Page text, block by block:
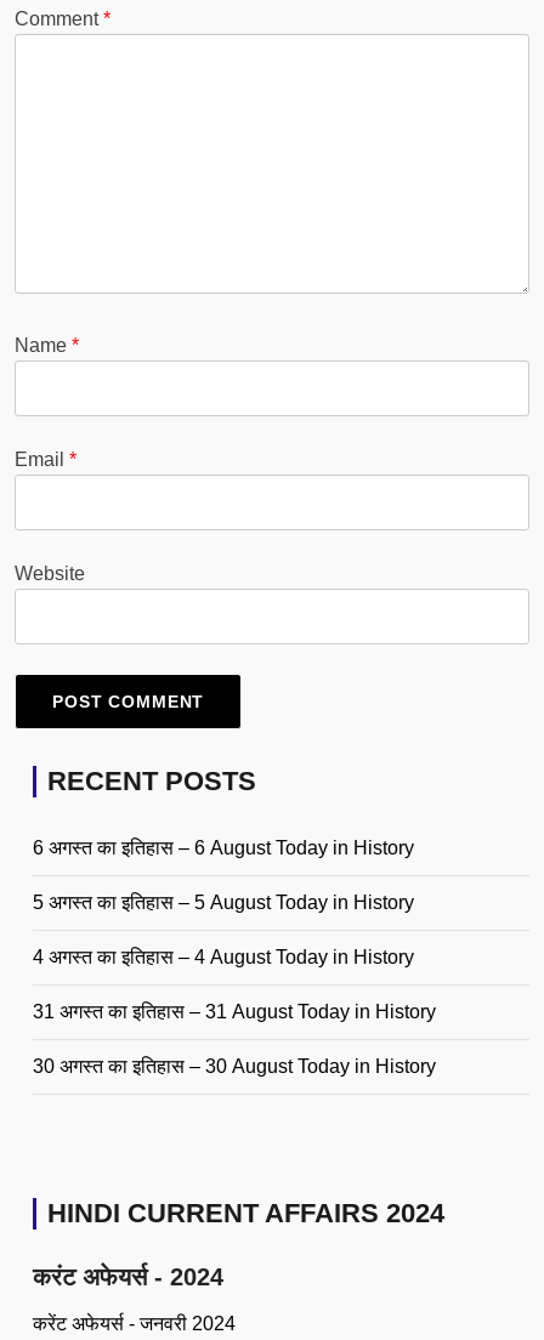
Comment*
Name *
Email *
Website
RECENT POSTS
6 अगस्त का इतिहास – 6 August Today in History
5 अगस्त का इतिहास – 5 August Today in History
4 अगस्त का इतिहास – 4 August Today in History
31 अगस्त का इतिहास – 31 August Today in History
30 अगस्त का इतिहास – 30 August Today in History
HINDI CURRENT AFFAIRS 2024
करंट अफेयर्स - 2024
करेंट अफेयर्स - जनवरी 2024